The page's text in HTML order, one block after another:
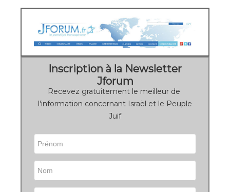
Inscription à la Newsletter
Jforum
Recevez gratuitement le meilleur de
l'information concernant Israël et le Peuple
Juif